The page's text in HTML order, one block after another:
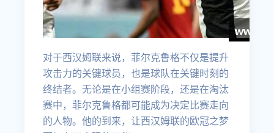
对于西汉姆联来说，菲尔克鲁格不仅是提升
攻击力的关键球员，也是球队在关键时刻的
终结者。无论是在小组赛阶段，还是在淘汰
赛中，菲尔克鲁格都可能成为决定比赛走向
的人物。他的到来，让西汉姆联的欧冠之梦